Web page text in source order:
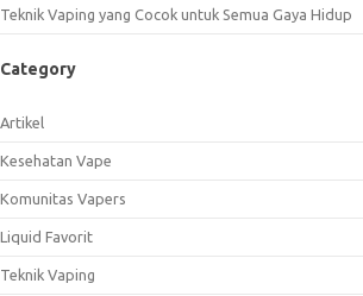
Teknik Vaping yang Cocok untuk Semua Gaya Hidup
Category
Artikel
Kesehatan Vape
Komunitas Vapers
Liquid Favorit
Teknik Vaping